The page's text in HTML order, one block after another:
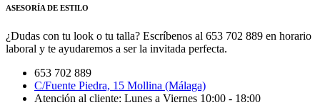
ASESORÍA DE ESTILO
¿Dudas con tu look o tu talla? Escríbenos al 653 702 889 en horario
laboral y te ayudaremos a ser la invitada perfecta.
653 702 889
C/Fuente Piedra, 15 Mollina (Málaga)
Atención al cliente: Lunes a Viernes 10:00 - 18:00